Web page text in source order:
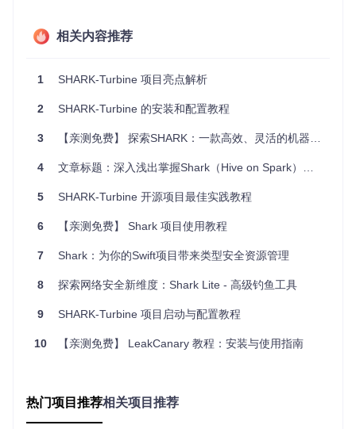
过Apache Spark的环境来调用Shark的相关命令或者集成到Sp
ark中作为SQL引擎扩展。在早期版本中，它可能有一个脚本
经停止维护且迁移到Spark SQL，这一步骤可能不再适用。对
于最新的实践，应参照Apache Spark的部署方式，通过Spark
Shell配合Hive metastore来模拟传统的Shark使用场景。
三、项目的配置文件介绍
Shark依赖于多个配置文件来定制其行为，主要包括但不限
为，如内存分配、executor数量等，这对于运行Shark至关
Hive相关的配置(hive-site.xml)：由于Shark最初设计
储（通常是MySQL或PostgreSQL）。
指定了特定的配置文件路径或键值，但随着Shark的演进和
被Spark SQL取代，这些配置文件的直接意义减少了。现代
实践中，更多地调整Spark和Hive的配置来满足类似需求。
ark SQL和Hive的集成，因为Shark项目已不再活跃维护，其
原生功能现在被Spark SQL直接支持。实际应用时，应当遵循
Spark和Hive的最新文档来配置系统。
相关内容推荐
1 SHARK-Turbine 项目亮点解析
2 SHARK-Turbine 的安装和配置教程
3 【亲测免费】 探索SHARK：一款高效、灵活的机器学习库
4 文章标题：深入浅出掌握Shark（Hive on Spark）安装与运用
5 SHARK-Turbine 开源项目最佳实践教程
6 【亲测免费】 Shark 项目使用教程
7 Shark：为你的Swift项目带来类型安全资源管理
8 探索网络安全新维度：Shark Lite - 高级钓鱼工具
9 SHARK-Turbine 项目启动与配置教程
10 【亲测免费】 LeakCanary 教程：安装与使用指南
热门项目推荐相关项目推荐